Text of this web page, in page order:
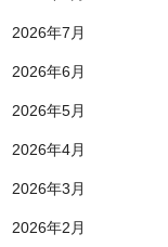
2026年7月
2026年6月
2026年5月
2026年4月
2026年3月
2026年2月